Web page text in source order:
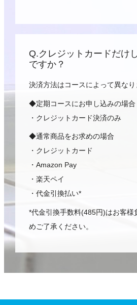
Q.クレジットカードだけ
ですか？
決済方法はコースによって異なり
◆定期コースにお申し込みの場合
・クレジットカード決済のみ
◆通常商品をお求めの場合
・クレジットカード
・Amazon Pay
・楽天ペイ
・代金引換払い*
*代金引換手数料(485円)はお客様
めご了承ください。